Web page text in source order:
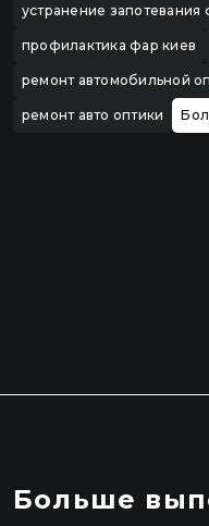
устранение запотевания
профилактика фар киев
ремонт автомобильной
ремонт авто оптики
Больше